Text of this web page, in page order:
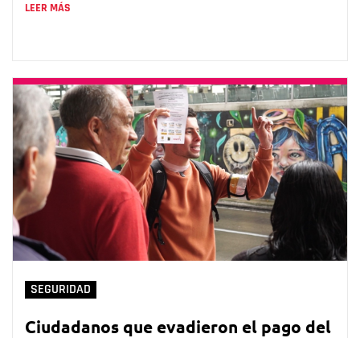
LEER MÁS
SEGURIDAD
Ciudadanos que evadieron el pago del